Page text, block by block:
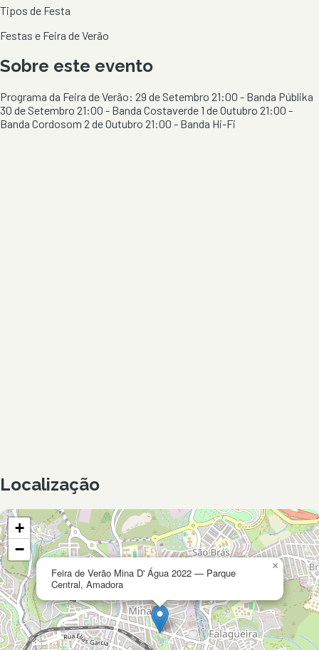
Tipos de Festa
Festas e Feira de Verão
Sobre este evento
Programa da Feira de Verão: 29 de Setembro 21:00 - Banda Públika
30 de Setembro 21:00 - Banda Costaverde 1 de Outubro 21:00 -
Banda Cordosom 2 de Outubro 21:00 - Banda Hi-Fi
Localização
Feira de Verão Mina D' Água 2022 — Parque
Central, Amadora
×
+
−